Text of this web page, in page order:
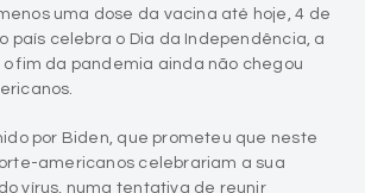
uma dose da vacina até hoje, 4 de
país celebra o Dia da Independência, a
fim da pandemia ainda não chegou
por Biden, que prometeu que neste
americanos celebrariam a sua
vírus, numa tentativa de reunir